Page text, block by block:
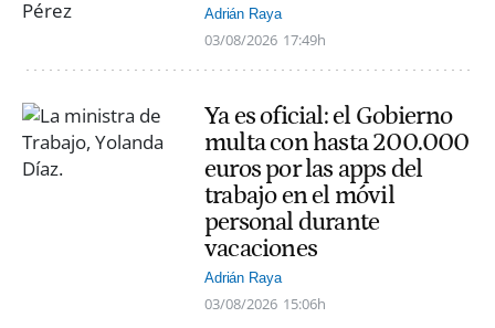
Adrián Raya
03/08/2026 17:49h
Ya es oficial: el Gobierno
multa con hasta 200.000
euros por las apps del
trabajo en el móvil
personal durante
vacaciones
Adrián Raya
03/08/2026 15:06h